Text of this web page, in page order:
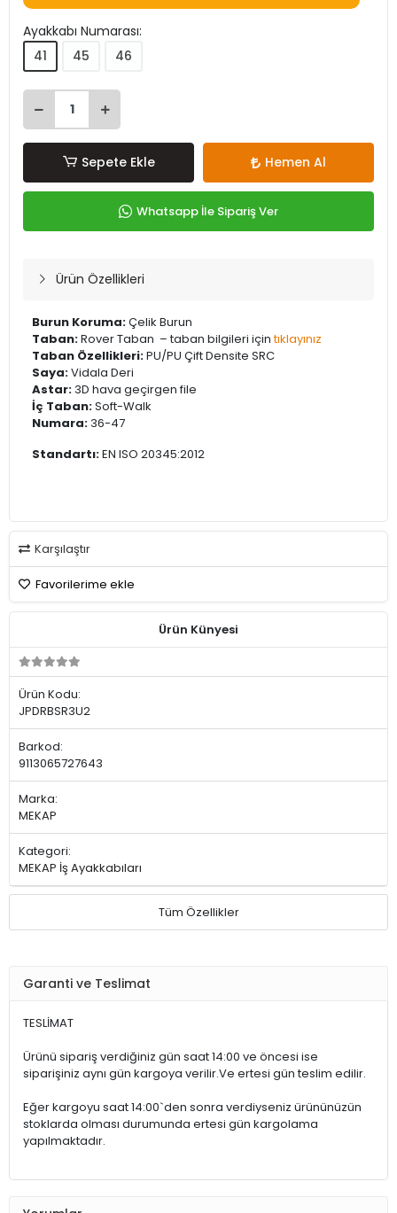
Ayakkabı Numarası:
41
45 46
Sepete Ekle Hemen Al
Whatsapp İle Sipariş Ver
Ürün Özellikleri
Burun Koruma:Çelik Burun
Taban:Rover Taban – taban bilgileri içintıklayınız
Taban Özellikleri:PU/PU Çift Densite SRC
Saya:Vidala Deri
Astar:3D hava geçirgen file
İç Taban:Soft-Walk
Numara:36-47
Standartı:EN ISO 20345:2012
Karşılaştır
Favorilerime ekle
Ürün Künyesi
Ürün Kodu:
JPDRBSR3U2
Barkod:
9113065727643
Marka:
MEKAP
Kategori:
MEKAP İş Ayakkabıları
Tüm Özellikler
Garanti ve Teslimat
TESLİMAT
Ürünü sipariş verdiğiniz gün saat 14:00 ve öncesi ise
siparişiniz aynı gün kargoya verilir.Ve ertesi gün teslim edilir.
Eğer kargoyu saat 14:00`den sonra verdiyseniz ürününüzün
stoklarda olması durumunda ertesi gün kargolama
yapılmaktadır.